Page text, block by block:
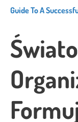
Guide To A